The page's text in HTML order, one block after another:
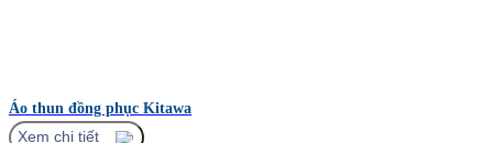
Áo thun đồng phục Kitawa
Xem chi tiết